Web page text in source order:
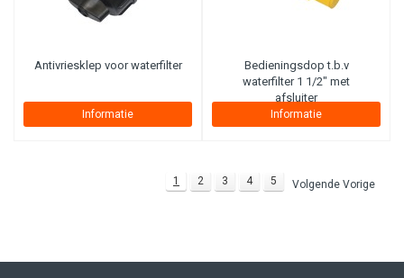
Antivriesklep voor waterfilter
Informatie
Bedieningsdop t.b.v
waterfilter 1 1/2" met
afsluiter
Informatie
1 2 3 4 5 Volgende Vorige